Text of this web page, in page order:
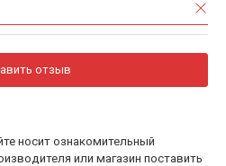
отзыв
носит ознакомительный
или магазин поставить